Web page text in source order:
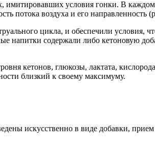
имитировавших условия гонки. В
потока воздуха и его направленность
цикла, и обеспечили условия,
напитки содержали либо кетоновую
кетонов, глюкозы, лактата,
близкий к своему максимуму.
искусственно в виде добавки, прием